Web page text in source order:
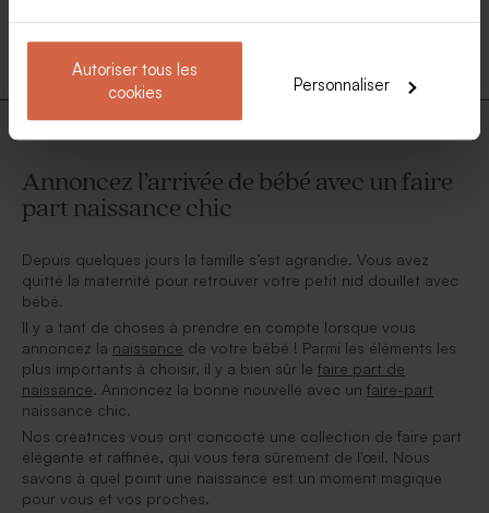
Autoriser tous les
cookies
Personnaliser
Annoncez l’arrivée de bébé avec un faire
part naissance chic
Depuis quelques jours la famille s’est agrandie. Vous avez
quitté la maternité pour retrouver votre petit nid douillet avec
bébé.
Il y a tant de choses à prendre en compte lorsque vous
annoncez la naissance de votre bébé ! Parmi les éléments les
plus importants à choisir, il y a bien sûr le faire part de
naissance. Annoncez la bonne nouvelle avec un faire-part
naissance chic.
Nos créatrices vous ont concocté une collection de faire part
élégante et raffinée, qui vous fera sûrement de l'œil. Nous
savons à quel point une naissance est un moment magique
pour vous et vos proches.